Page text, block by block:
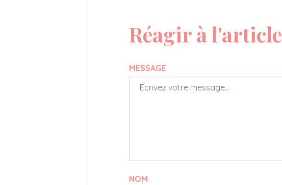
Réagir à l'article
MESSAGE
NOM